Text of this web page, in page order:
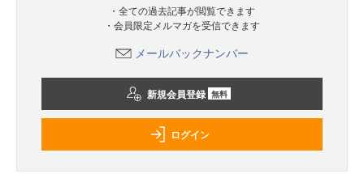
・全ての過去記事が閲覧できます
・会員限定メルマガを受信できます
メールバックナンバー
新規会員登録 無料
ログイン